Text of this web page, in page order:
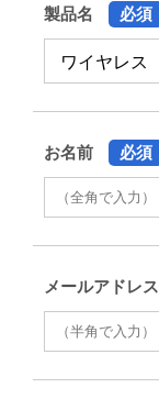
製品名 必須
お名前 必須
メールアドレス